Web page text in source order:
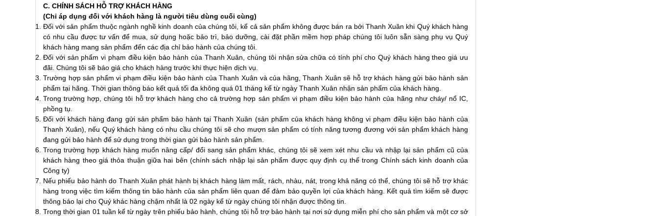
C. CHÍNH SÁCH HỖ TRỢ KHÁCH HÀNG
(Chỉ áp dụng đối với khách hàng là người tiêu dùng cuối cùng)
Đối với sản phẩm thuộc ngành nghề kinh doanh của chúng tôi, kể cả sản phẩm không được bán ra bởi Thanh Xuân khi Quý khách hàng
có nhu cầu được tư vấn để mua, sử dụng hoặc bảo trì, bảo dưỡng, cài đặt phần mềm hợp pháp chúng tôi luôn sẵn sàng phụ vụ Quý
khách hàng mang sản phẩm đến các địa chỉ bảo hành của chúng tôi.
Đối với sản phẩm vi phạm điều kiện bảo hành của Thanh Xuân, chúng tôi nhận sửa chữa có tính phí cho Quý khách hàng theo giá ưu
đãi. Chúng tôi sẽ báo giá cho khách hàng trước khi thực hiện dịch vụ.
Trường hợp sản phẩm vi phạm điều kiện bảo hành của Thanh Xuân và của hãng, Thanh Xuân sẽ hỗ trợ khách hàng gửi bảo hành sản
phẩm tại hãng. Thời gian thông báo kết quả tối đa không quá 01 tháng kể từ ngày Thanh Xuân nhận sản phẩm của khách hàng.
Trong trường hợp, chúng tôi hỗ trợ khách hàng cho cả trường hợp sản phẩm vi phạm điều kiện bảo hành của hãng như cháy/ nổ IC,
phồng tụ.
Đối với khách hàng đang gửi sản phẩm bảo hành tại Thanh Xuân (sản phẩm của khách hàng không vi phạm điều kiện bảo hành của
Thanh Xuân), nếu Quý khách hàng có nhu cầu chúng tôi sẽ cho mượn sản phẩm có tính năng tương đương với sản phẩm khách hàng
đang gửi bảo hành để sử dụng trong thời gian gửi bảo hành sản phẩm.
Trong trường hợp khách hàng muốn nâng cấp/ đổi sang sản phẩm khác, chúng tôi sẽ xem xét nhu cầu và nhập lại sản phẩm cũ của
khách hàng theo giá thỏa thuận giữa hai bên (chính sách nhập lại sản phẩm được quy định cụ thể trong Chính sách kinh doanh của
Công ty)
Nếu phiếu bảo hành do Thanh Xuân phát hành bị khách hàng làm mất, rách, nhàu, nát, trong khả năng có thể, chúng tôi sẽ hỗ trợ khác
hàng trong việc tìm kiếm thông tin bảo hành của sản phẩm liên quan để đảm bảo quyền lợi của khách hàng. Kết quả tìm kiếm sẽ được
thông báo lại cho Quý khác hàng chậm nhất là 02 ngày kể từ ngày chúng tôi nhận được thông tin.
Trong thời gian 01 tuần kể từ ngày trên phiếu bảo hành, chúng tôi hỗ trợ bảo hành tại nơi sử dụng miễn phí cho sản phẩm và một cơ sở